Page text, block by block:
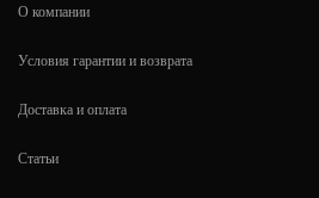
О компании
Условия гарантии и возврата
Доставка и оплата
Статьи